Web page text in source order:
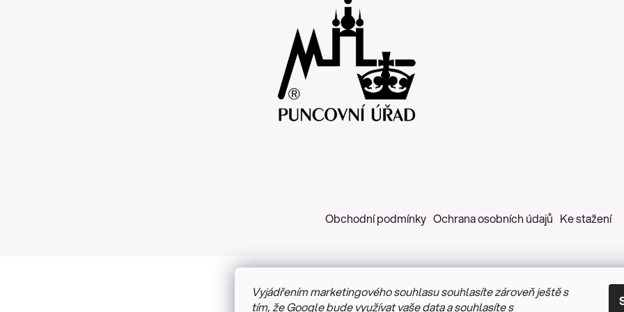
Vyjádřením marketingového souhlasu souhlasíte zároveň ještě s
tím, že Google bude využívat vaše data a souhlasíte s
Obchodní podmínky Ochrana osobních údajů Ke stažení
Copyright 2026Z&H Růžičková. Všechna práva vyhrazena. Upravit